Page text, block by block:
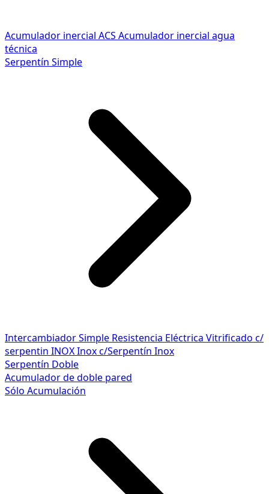
Acumulador inercial ACS Acumulador inercial agua
técnica
Serpentín Simple
Intercambiador Simple Resistencia Eléctrica Vitrificado c/
serpentin INOXInox c/Serpentín Inox
Serpentín Doble
Acumulador de doble pared
Sólo Acumulación